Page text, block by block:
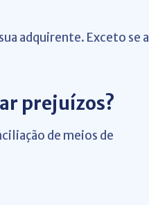
adquirente. Exceto se a
prejuízos?
de meios de